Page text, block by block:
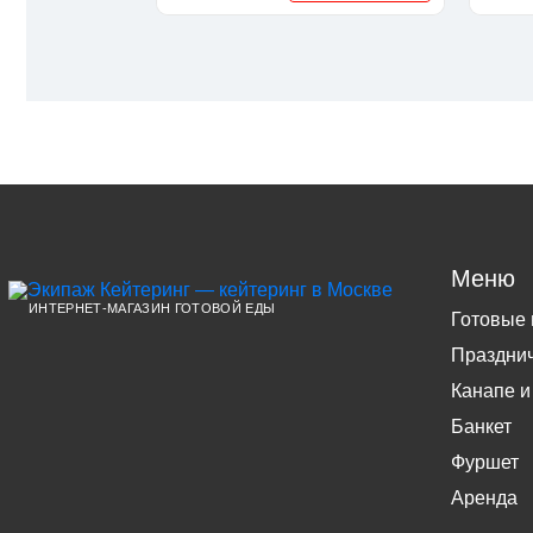
ИНТЕРНЕТ-МАГАЗИН ГОТОВОЙ ЕДЫ
Меню
Готовые
Канапе и
Банкет
Фуршет
Аренда